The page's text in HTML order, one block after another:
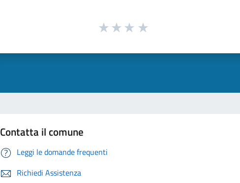
Contatta il comune
Leggi le domande frequenti
Richiedi Assistenza